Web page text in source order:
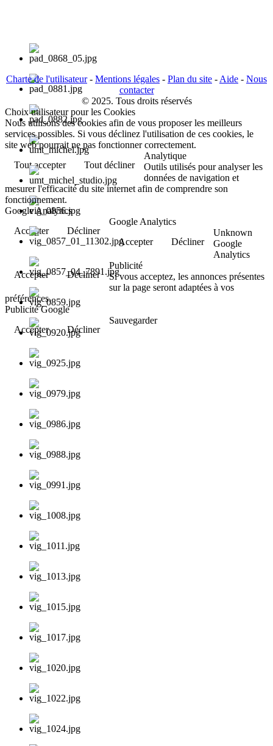
Charte de l'utilisateur- Mentions légales - Plan du site - Aide - Nous
contacter
© 2025. Tous droits réservés
Choix utilisateur pour les Cookies
Nous utilisons des cookies afin de vous proposer les meilleurs
services possibles. Si vous déclinez l'utilisation de ces cookies, le
site web pourrait ne pas fonctionner correctement.
Tout accepter
Tout décliner
Analytique
Outils utilisés pour analyser les
données de navigation et
mesurer l'efficacité du site internet afin de comprendre son
fonctionnement.
Google Analytics
Accepter
Décliner
Google Analytics
Accepter
Décliner
Unknown
Google
Analytics
Accepter
Décliner
Publicité
Si vous acceptez, les annonces présentes
sur la page seront adaptées à vos
préférences.
Publicité Google
Accepter
Décliner
Sauvegarder